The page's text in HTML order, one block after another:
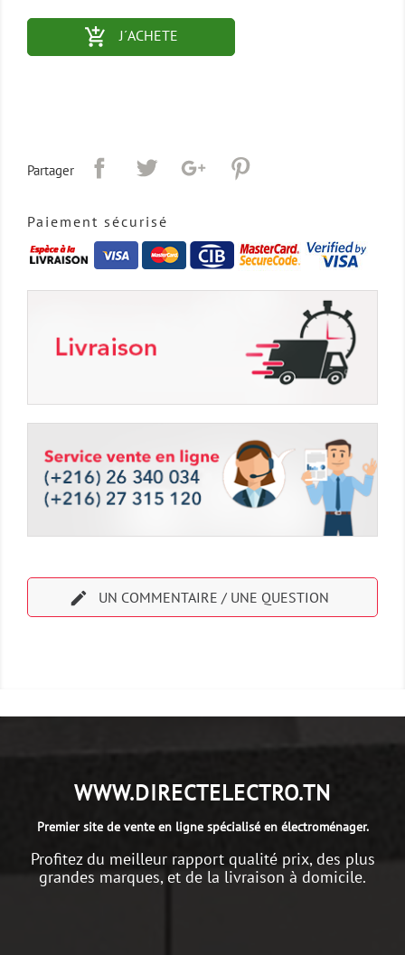
add_shopping_cart-outlined
J´ACHETE
Partager
Paiement sécurisé
 UN COMMENTAIRE / UNE QUESTION
WWW.DIRECTELECTRO.TN
Premier site de vente en ligne spécialisé en électroménager.
Profitez du meilleur rapport qualité prix, des plus
grandes marques, et de la livraison à domicile.